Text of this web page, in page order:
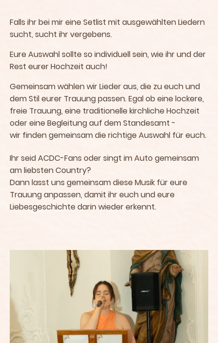
Falls ihr bei mir eine Setlist mit ausgewählten Liedern
sucht, sucht ihr vergebens.
Eure Auswahl sollte so individuell sein, wie ihr und der
Rest eurer Hochzeit auch!
Gemeinsam wählen wir Lieder aus, die zu euch und
dem Stil eurer Trauung passen. Egal ob eine lockere,
freie Trauung, eine traditionelle kirchliche Hochzeit
oder eine Begleitung auf dem Standesamt -
wir finden gemeinsam die richtige Auswahl für euch.
Ihr seid ACDC-Fans oder singt im Auto gemeinsam
am liebsten Country?
Dann lasst uns gemeinsam diese Musik für eure
Trauung anpassen, damit ihr euch und eure
Liebesgeschichte darin wieder erkennt.